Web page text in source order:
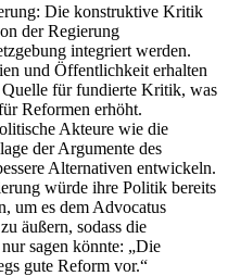
Die konstruktive Kritik
der Regierung
integriert werden.
und Öffentlichkeit erhalten
Quelle für fundierte Kritik, was
Reformen erhöht.
Akteure wie die
der Argumente des
Alternativen entwickeln.
würde ihre Politik bereits
um es dem Advocatus
äußern, sodass die
sagen könnte: „Die
gute Reform vor.“